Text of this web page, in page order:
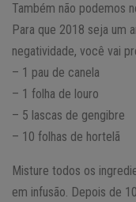
Também não podemos
Para que 2018 seja um
negatividade, você vai
– 1 pau de canela
– 1 folha de louro
– 5 lascas de gengibre
– 10 folhas de hortelã
Misture todos os
em infusão. Depois de